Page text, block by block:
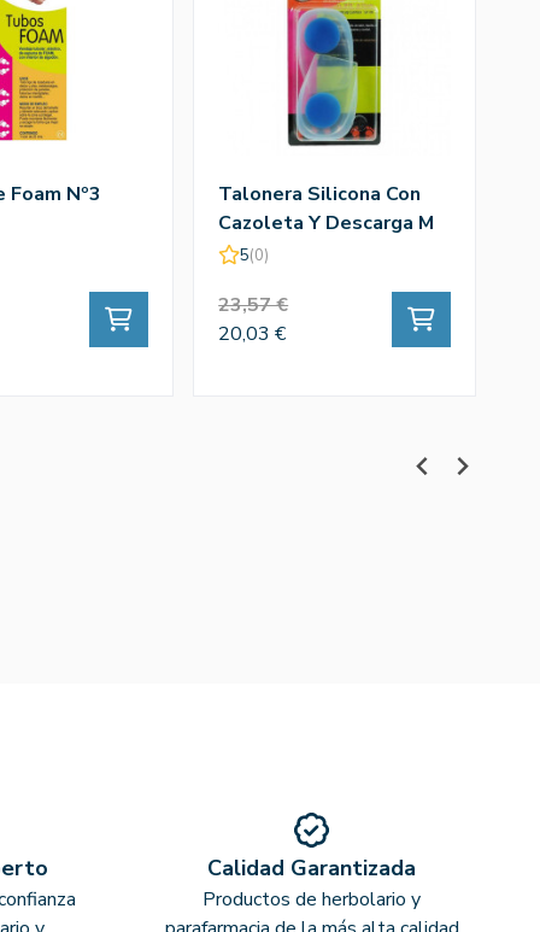
Foam Nº3
Talonera Silicona Con
Cazoleta Y Descarga M
5(0)
23,57 €
20,03 €
Calidad Garantizada
Productos de herbolario y